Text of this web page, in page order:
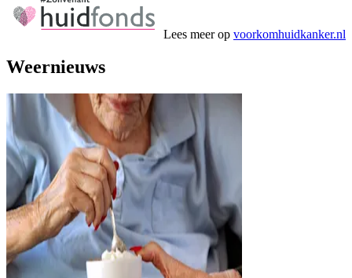
Lees meer op voorkomhuidkanker.nl
Weernieuws